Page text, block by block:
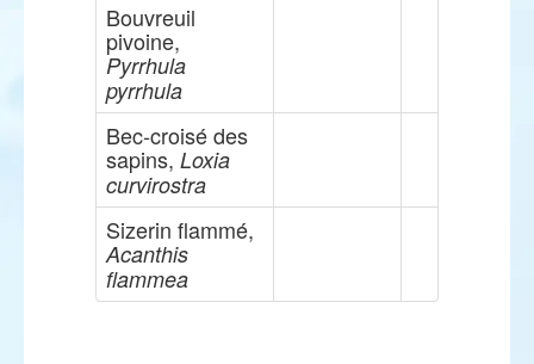
Bouvreuil
pivoine,
Pyrrhula
pyrrhula
Bec-croisé des
sapins, Loxia
curvirostra
Sizerin flammé,
Acanthis
flammea